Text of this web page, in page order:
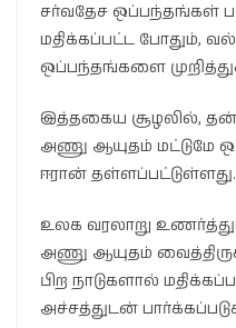
சர்வதேச ஒப்பந்தங்கள்
மதிக்கப்பட்ட போதும்,
ஒப்பந்தங்களை
இத்தகைய சூழலில், தன்
அணு ஆயுதம் மட்டுமே
ஈரான் தள்ளப்பட்டுள்ளது.
உலக வரலாறு
அணு ஆயுதம்
பிற நாடுகளால்
அச்சத்துடன்